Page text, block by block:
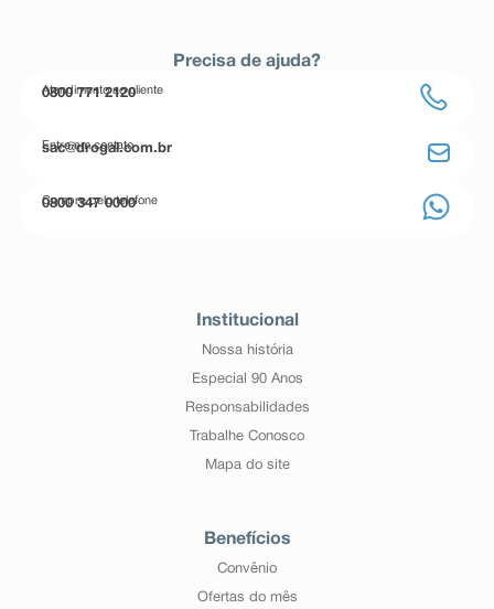
Precisa de ajuda?
Atendimento ao cliente
0800 771 2120
Entre em contato
sac@drogal.com.br
Compre pelo telefone
0800 347 0000
Institucional
Nossa história
Especial 90 Anos
Responsabilidades
Trabalhe Conosco
Mapa do site
Benefícios
Convênio
Ofertas do mês